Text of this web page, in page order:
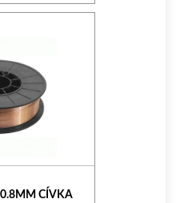
0.8MM CÍVKA